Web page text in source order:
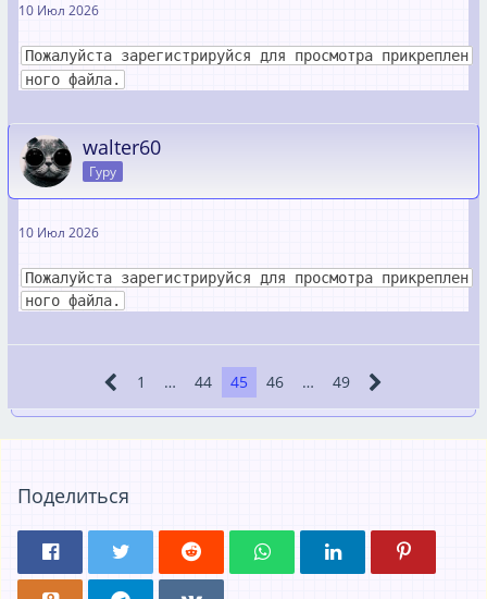
10 Июл 2026
Пожалуйста зарегистрируйся для просмотра прикреплен
ного файла.
walter60
Гуру
10 Июл 2026
Пожалуйста зарегистрируйся для просмотра прикреплен
ного файла.
1 … 44 45 46 … 49
Поделиться